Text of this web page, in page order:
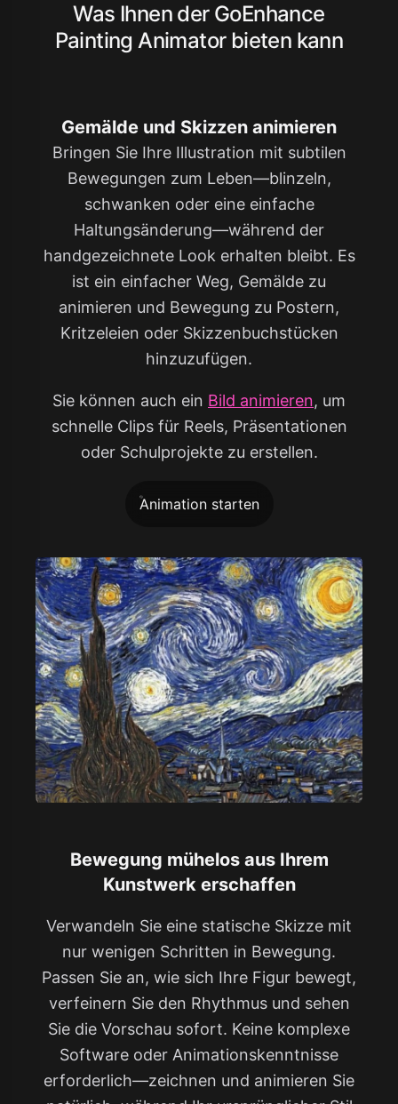
Was Ihnen der GoEnhance
Painting Animator bieten kann
Gemälde und Skizzen animieren
Bringen Sie Ihre Illustration mit subtilen
Bewegungen zum Leben—blinzeln,
schwanken oder eine einfache
Haltungsänderung—während der
handgezeichnete Look erhalten bleibt. Es
ist ein einfacher Weg, Gemälde zu
animieren und Bewegung zu Postern,
Kritzeleien oder Skizzenbuchstücken
hinzuzufügen.
Sie können auch ein Bild animieren, um
schnelle Clips für Reels, Präsentationen
oder Schulprojekte zu erstellen.
Animation starten
Bewegung mühelos aus Ihrem
Kunstwerk erschaffen
Verwandeln Sie eine statische Skizze mit
nur wenigen Schritten in Bewegung.
Passen Sie an, wie sich Ihre Figur bewegt,
verfeinern Sie den Rhythmus und sehen
Sie die Vorschau sofort. Keine komplexe
Software oder Animationskenntnisse
erforderlich—zeichnen und animieren Sie